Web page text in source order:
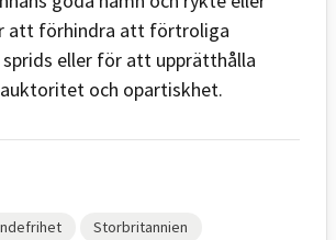
att förhindra att förtroliga
eller för att upprätthålla
och opartiskhet.
Storbritannien